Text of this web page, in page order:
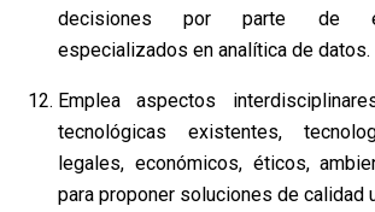
decisiones por parte de
especializados en analítica de datos.
Emplea aspectos
tecnológicas existentes,
legales, económicos, éticos,
para proponer soluciones de calidad